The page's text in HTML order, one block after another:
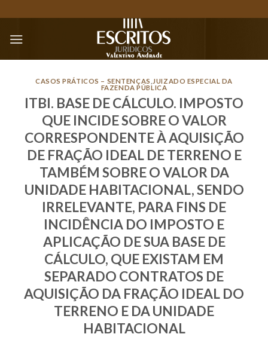
to
content
CASOS PRÁTICOS – SENTENÇAS JUIZADO ESPECIAL DA
FAZENDA PÚBLICA
ITBI. BASE DE CÁLCULO. IMPOSTO
QUE INCIDE SOBRE O VALOR
CORRESPONDENTE À AQUISIÇÃO
DE FRAÇÃO IDEAL DE TERRENO E
TAMBÉM SOBRE O VALOR DA
UNIDADE HABITACIONAL, SENDO
IRRELEVANTE, PARA FINS DE
INCIDÊNCIA DO IMPOSTO E
APLICAÇÃO DE SUA BASE DE
CÁLCULO, QUE EXISTAM EM
SEPARADO CONTRATOS DE
AQUISIÇÃO DA FRAÇÃO IDEAL DO
TERRENO E DA UNIDADE
HABITACIONAL